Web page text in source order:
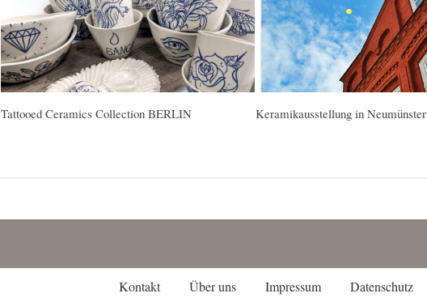
Tattooed Ceramics Collection BERLIN Keramikausstellung in Neumünster
Kontakt Über uns Impressum Datenschutz